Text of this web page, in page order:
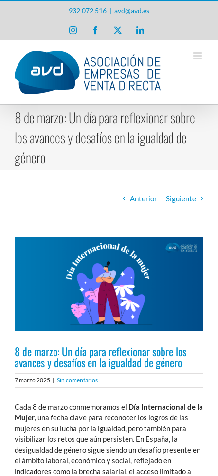
932 072 516 | avd@avd.es
InstagramFacebook LinkedIn
8 de marzo: Un día para reflexionar sobre
los avances y desafíos en la igualdad de
género
Anterior Siguiente
8 de marzo: Un día para reflexionar sobre los
avances y desafíos en la igualdad de género
7 marzo 2025 | Sin comentarios
Cada 8 de marzo conmemoramos el Día Internacional de la
Mujer, una fecha clave para reconocer los logros de las
mujeres en su lucha por la igualdad, pero también para
visibilizar los retos que aún persisten. En España, la
desigualdad de género sigue siendo un desafío presente en
el ámbito laboral, económico y social, reflejado en
indicadores como la brecha salarial, el acceso limitado a